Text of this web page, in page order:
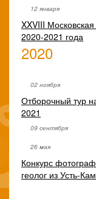
12 января
XXVIII
2020-2021 года
2020
02 ноября
Отборочный тур
2021
09 сентября
26 мая
Конкурс
геолог из Усть-